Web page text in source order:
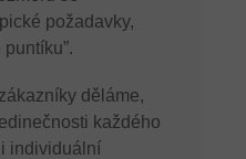
požadavky,
děláme,
každého
individuální